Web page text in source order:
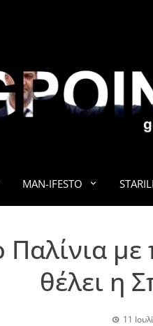
MAN-IFESTO
θέλει η
11